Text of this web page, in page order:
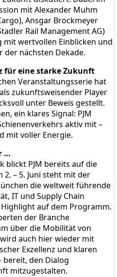
mit Alexander Muhm
Ansgar Brockmeyer
Rail Management AG)
mit wertvollen Einblicken und
nächsten Dekade.
für eine starke Zukunft
Veranstaltungsserie hat
zukunftsweisender Player
unter Beweis gestellt.
ein klares Signal: PJM
aktiv mit –
mit voller Energie.
…
blickt PJM bereits auf die
2. – 5. Juni steht mit der
die weltweit führende
IT und Supply Chain
auf dem Programm.
der Branche
über die Mobilität von
auch hier wieder mit
Exzellenz und klaren
bereit, den Dialog
mitzugestalten.